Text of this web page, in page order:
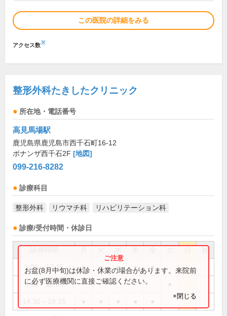
この医院の詳細をみる
アクセス数※
整形外科たきしたクリニック
所在地・電話番号
高見馬場駅
鹿児島県鹿児島市西千石町16-12
ボナンザ西千石2F [地図]
099-216-8282
診療科目
整形外科 リウマチ科 リハビリテーション科
診療/受付時間・休診日
祝
9:00～12:15 ● ● ● ● ●
9:00～12:30
お盆(8月中旬)は休診・休業の場合があります。来院前
に必ず医療機関に直接ご確認ください。
×閉じる